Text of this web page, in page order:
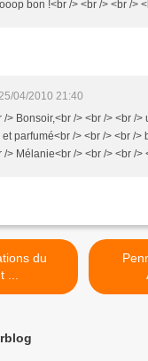
bon !<br /> <br /> <br />
04/2010 21:40
/> Bonsoir,<br /> <br /> <br />
parfumé<br /> <br /> <br />
/> Mélanie<br /> <br /> <br />
...